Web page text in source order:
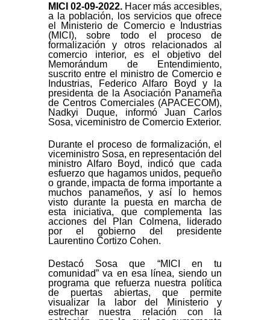
MICI 02-09-2022. Hacer más accesibles,
a la población, los servicios que ofrece
el Ministerio de Comercio e Industrias
(MICI), sobre todo el proceso de
formalización y otros relacionados al
comercio interior, es el objetivo del
Memorándum de Entendimiento,
suscrito entre el ministro de Comercio e
Industrias, Federico Alfaro Boyd y la
presidenta de la Asociación Panameña
de Centros Comerciales (APACECOM),
Nadkyi Duque, informó Juan Carlos
Sosa, viceministro de Comercio Exterior.
Durante el proceso de formalización, el
viceministro Sosa, en representación del
ministro Alfaro Boyd, indicó que cada
esfuerzo que hagamos unidos, pequeño
o grande, impacta de forma importante a
muchos panameños, y así lo hemos
visto durante la puesta en marcha de
esta iniciativa, que complementa las
acciones del Plan Colmena, liderado
por el gobierno del presidente
Laurentino Cortizo Cohen.
Destacó Sosa que “MICI en tu
comunidad” va en esa línea, siendo un
programa que refuerza nuestra política
de puertas abiertas, que permite
visualizar la labor del Ministerio y
estrechar nuestra relación con la